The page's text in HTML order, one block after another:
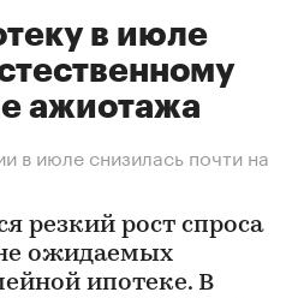
в июле
ажиотажа
в июле снизилась почти на
резкий рост спроса
ожидаемых
ипотеке. В